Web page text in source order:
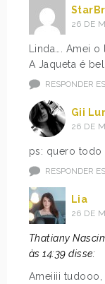
26 DE
Linda…. Amei
A Jaqueta é
RESPONDER
Gii
26 DE
ps: quero todo
RESPONDER
Lia
26 DE
Thatiany
às 14:39 disse:
Ameiiii tudooo,